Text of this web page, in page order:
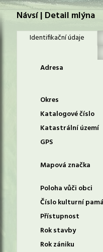
Návsí | Detail mlýna
Identifikační údaje
Adresa
Okres
Katalogové číslo
Katastrální území
GPS
Mapová značka
Poloha vůči obci
Číslo kulturní
Přístupnost
Rok stavby
Rok zániku